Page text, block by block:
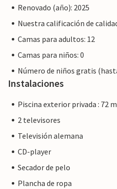
Renovado (año): 2025
Nuestra calificación de
Camas para adultos: 12
Camas para niños: 0
Número de niños gratis
Instalaciones
Piscina exterior privada : 72
2 televisores
Televisión alemana
CD-player
Secador de pelo
Plancha de ropa